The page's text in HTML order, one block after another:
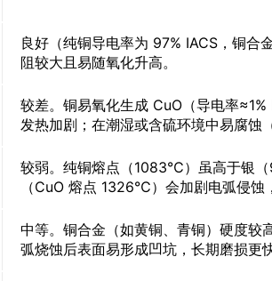
良好（纯铜导电率为 97% IACS，铜合
阻较大且易随氧化升高。
较差。铜易氧化生成 CuO（导电率
发热加剧；在潮湿或含硫环境中易腐蚀
较弱。纯铜熔点（1083℃）虽高于银
（CuO 熔点 1326℃）会加剧电弧侵蚀
中等。铜合金（如黄铜、青铜）硬度
弧烧蚀后表面易形成凹坑，长期磨损更快